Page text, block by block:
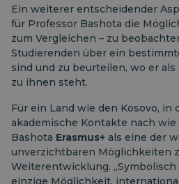
Ein weiterer entscheidender
für Professor Bashota die
zum Vergleichen – zu
Studierenden über ein
sind und zu beurteilen, wo er
zu ihnen steht.
Für ein Land wie den Kosovo, in
akademische Kontakte nach
Bashota Erasmus+ als eine der
unverzichtbaren Möglichkeiten
Weiterentwicklung.
einzige Möglichkeit,